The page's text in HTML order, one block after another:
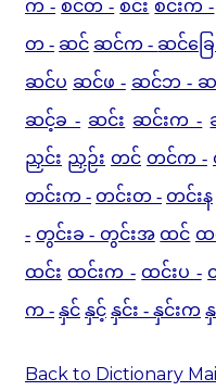
က - စင်တ - စင်း စင်းက -
တ - ဆင် ဆင်က - ဆင်ခြေ
ဆင်ပ ဆင်ဖ - ဆင်ဘ - ဆ
ဆင့်ခ - ဆင်း ဆင်းက -
ညှင်း ညှဉ်း တင် တင်က -
တင်းက - တင်းတ - တင်းန
- တွင်းခ - တွင်းအ ထင် ထ
ထင်း ထင်းက - ထင်းပ -
က - နှင် နှင့် နှင်း - နှင်းက
Back to Dictionary